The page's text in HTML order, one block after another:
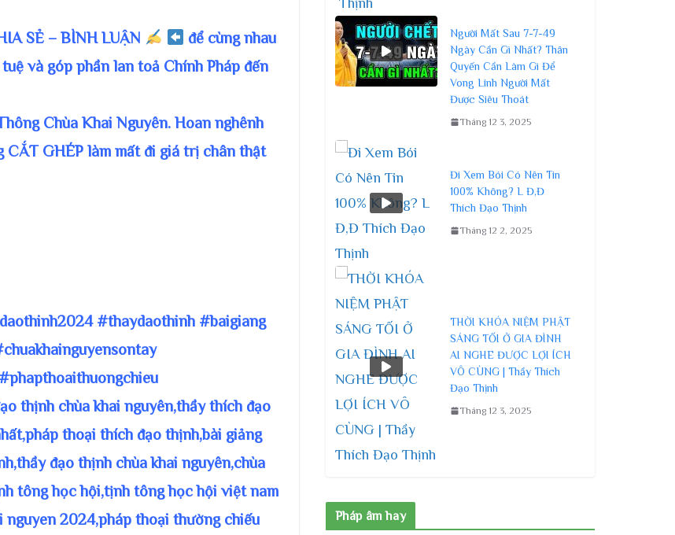
SẺ – BÌNH LUẬN
để cùng nhau
và góp phần lan toả Chính Pháp đến
Chùa Khai Nguyên. Hoan nghênh
CẮT GHÉP làm mất đi giá trị chân thật
#thaydaothinh #baigiang
thịnh chùa khai nguyên,thầy thích đạo
thoại thích đạo thịnh,bài giảng
đạo thịnh chùa khai nguyên,chùa
tông học hội,tịnh tông học hội việt nam
nguyen 2024,pháp thoại thường chiếu
Người Mất Sau 7-7-49
Ngày Cần Gì Nhất? Thân
Quyến Cần Làm Gì Để
Vong Linh Người Mất
Được Siêu Thoát
Tháng 12 3, 2025
Đi Xem Bói Có Nên Tin
100% Không? L Đ,Đ
Thích Đạo Thịnh
Tháng 12 2, 2025
THỜI KHÓA NIỆM PHẬT
SÁNG TỐI Ở GIA ĐÌNH
AI NGHE ĐƯỢC LỢI ÍCH
VÔ CÙNG | Thầy Thích
Đạo Thịnh
Tháng 12 3, 2025
Pháp âm hay